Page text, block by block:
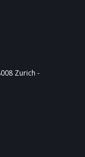
Zurich -